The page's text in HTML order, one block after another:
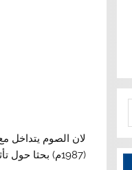
لان الصوم يتداخل
(1987م) بحثا حول تأثير صيام […]